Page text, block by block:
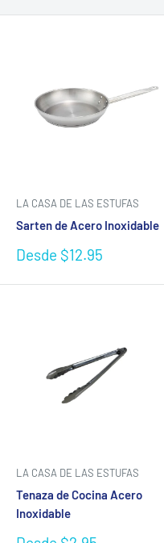
LA CASA DE LAS ESTUFAS
Sarten de Acero Inoxidable
Precio
venta
Desde $12.95
LA CASA DE LAS ESTUFAS
Tenaza de Cocina Acero
Inoxidable